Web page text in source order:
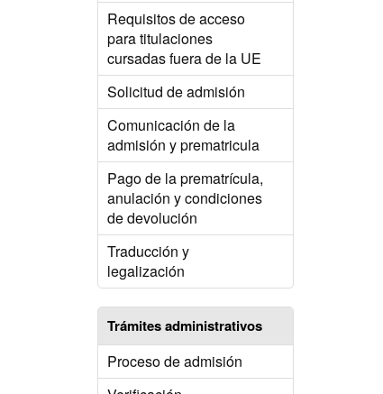
Requisitos de acceso
para titulaciones
cursadas fuera de la UE
Solicitud de admisión
Comunicación de la
admisión y prematricula
Pago de la prematrícula,
anulación y condiciones
de devolución
Traducción y
legalización
Trámites administrativos
Proceso de admisión